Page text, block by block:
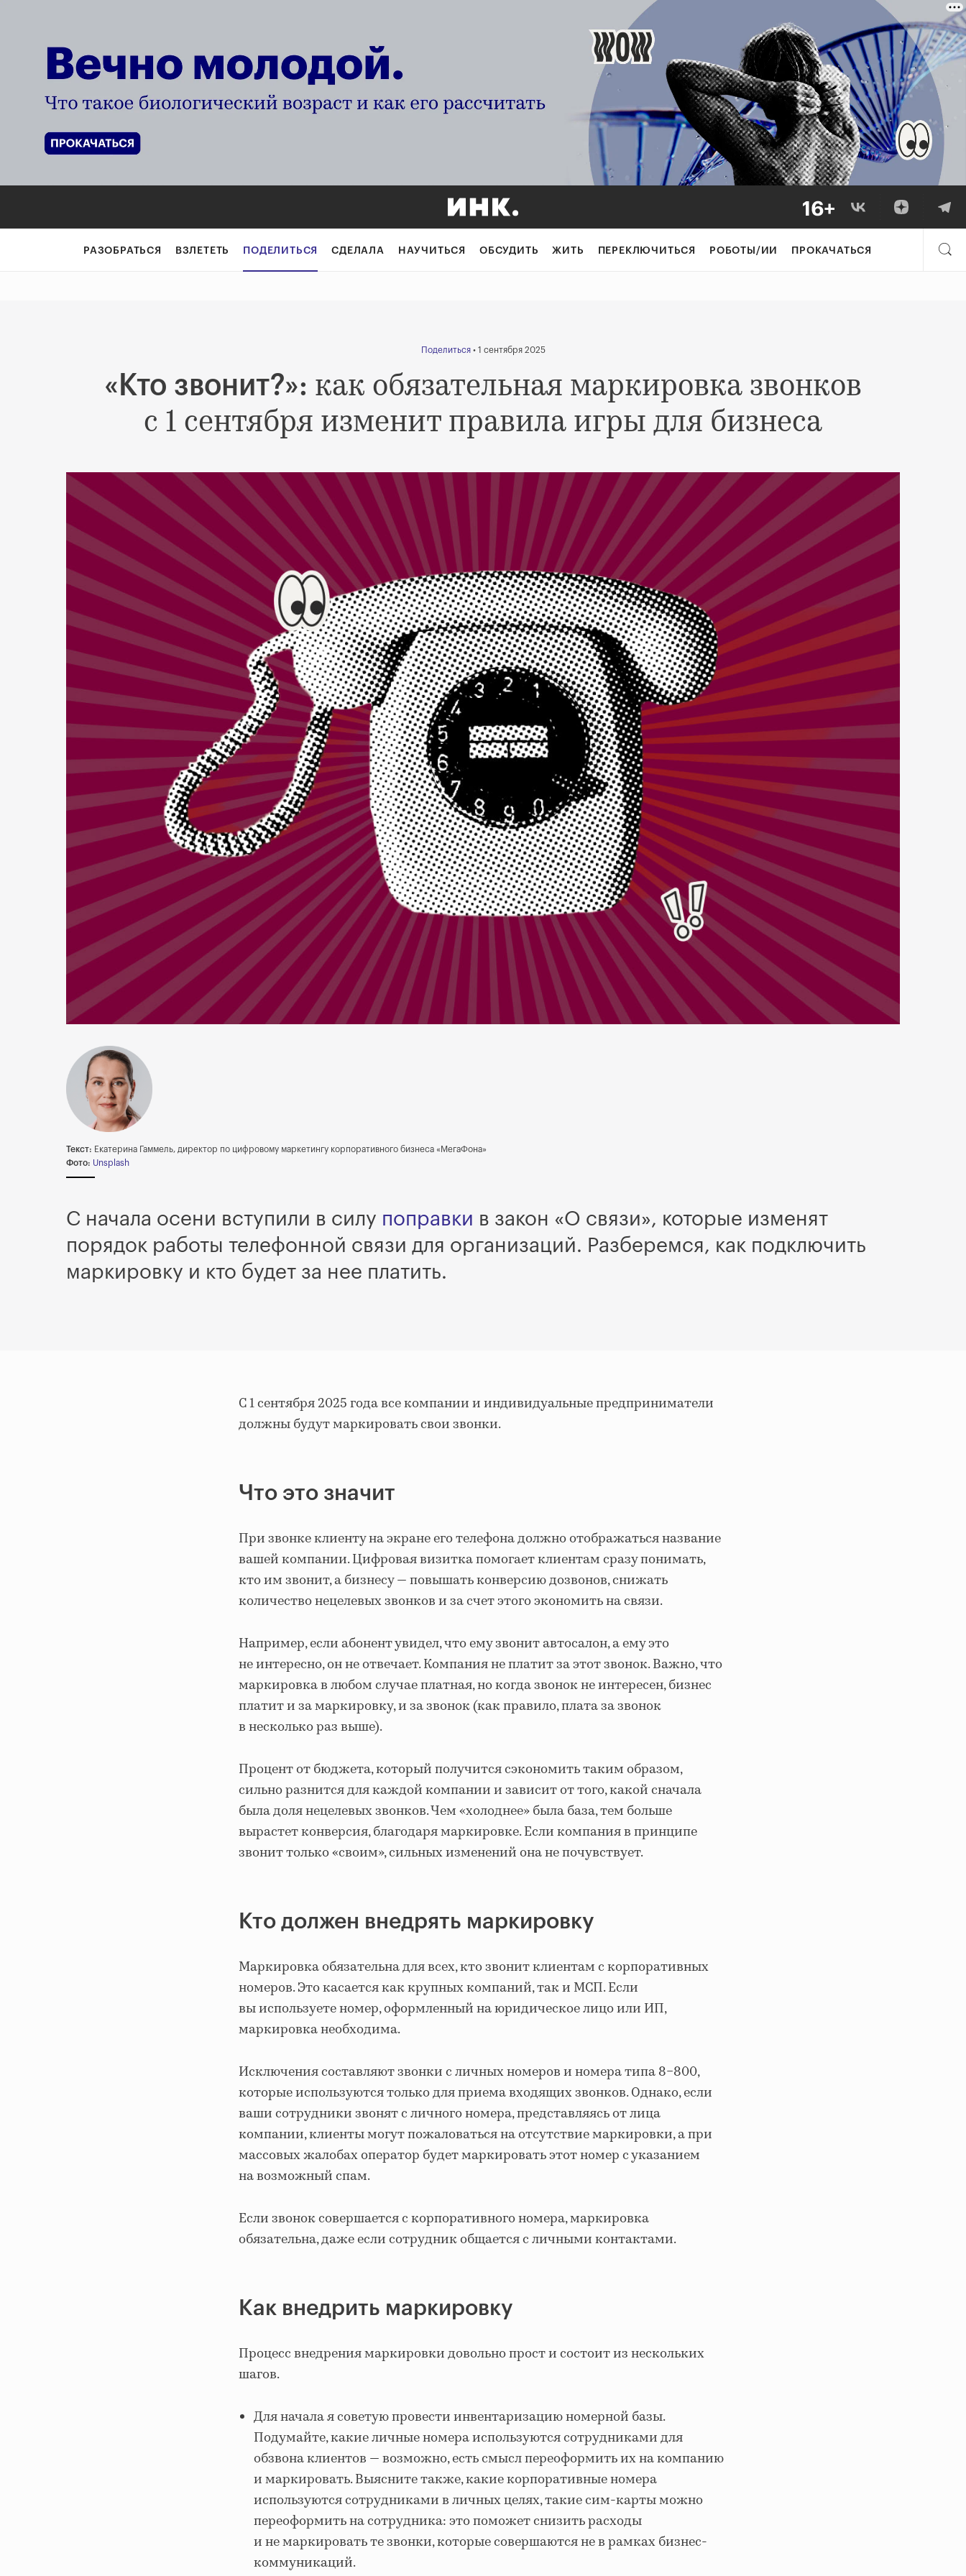
«Кто звонит?»: как обязательная маркировка
РАЗОБРАТЬСЯ ВЗЛЕТЕТЬ ПОДЕЛИТЬСЯ СДЕЛАЛА НАУЧИТЬСЯ ОБСУДИТЬ ЖИТЬ ПЕРЕКЛЮЧИТЬСЯ РОБОТЫ/ИИ ПРОКАЧАТЬСЯ
Поделиться• 1 сентября 2025
«Кто звонит?»: как обязательная маркировка звонков
с 1 сентября изменит правила игры для бизнеса
Текст: Екатерина Гаммель, директор по цифровому маркетингу корпоративного бизнеса «МегаФона»
Фото: Unsplash
С начала осени вступили в силу поправки в закон «О связи», которые изменят
порядок работы телефонной связи для организаций. Разберемся, как подключить
маркировку и кто будет за нее платить.
С 1 сентября 2025 года все компании и индивидуальные предприниматели
должны будут маркировать свои звонки.
Что это значит
При звонке клиенту на экране его телефона должно отображаться название
вашей компании. Цифровая визитка помогает клиентам сразу понимать,
кто им звонит, а бизнесу — повышать конверсию дозвонов, снижать
количество нецелевых звонков и за счет этого экономить на связи.
Например, если абонент увидел, что ему звонит автосалон, а ему это
не интересно, он не отвечает. Компания не платит за этот звонок. Важно, что
маркировка в любом случае платная, но когда звонок не интересен, бизнес
платит и за маркировку, и за звонок (как правило, плата за звонок
в несколько раз выше).
Процент от бюджета, который получится сэкономить таким образом,
сильно разнится для каждой компании и зависит от того, какой сначала
была доля нецелевых звонков. Чем «холоднее» была база, тем больше
вырастет конверсия, благодаря маркировке. Если компания в принципе
звонит только «своим», сильных изменений она не почувствует.
Кто должен внедрять маркировку
Маркировка обязательна для всех, кто звонит клиентам с корпоративных
номеров. Это касается как крупных компаний, так и МСП. Если
вы используете номер, оформленный на юридическое лицо или ИП,
маркировка необходима.
Исключения составляют звонки с личных номеров и номера типа 8−800,
которые используются только для приема входящих звонков. Однако, если
ваши сотрудники звонят с личного номера, представляясь от лица
компании, клиенты могут пожаловаться на отсутствие маркировки, а при
массовых жалобах оператор будет маркировать этот номер с указанием
на возможный спам.
Если звонок совершается с корпоративного номера, маркировка
обязательна, даже если сотрудник общается с личными контактами.
Как внедрить маркировку
Процесс внедрения маркировки довольно прост и состоит из нескольких
шагов.
Для начала я советую провести инвентаризацию номерной базы.
Подумайте, какие личные номера используются сотрудниками для
обзвона клиентов — возможно, есть смысл переоформить их на компанию
и маркировать. Выясните также, какие корпоративные номера
используются сотрудниками в личных целях, такие сим-карты можно
переоформить на сотрудника: это поможет снизить расходы
и не маркировать те звонки, которые совершаются не в рамках бизнес-
коммуникаций.